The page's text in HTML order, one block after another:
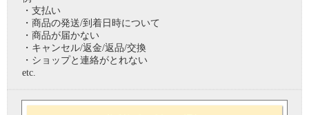
・支払い
・商品の発送/到着日時について
・商品が届かない
・キャンセル/返金/返品/交換
・ショップと連絡がとれない
etc.